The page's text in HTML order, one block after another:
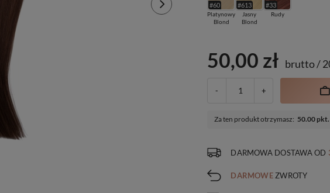
#60
Platynowy
Blond
#613
Jasny
Blond
#33
Rudy
50,00 zł brutto/
- +
Za ten produkt otrzymasz: 50.00 pkt.
DARMOWA DOSTAWAOD
DARMOWEZWROTY